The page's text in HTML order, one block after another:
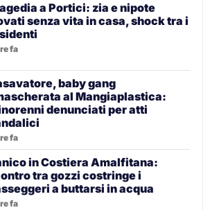
a Portici: zia e nipote
senza vita in casa, shock tra i
fa
baby gang
al Mangiaplastica:
denunciati per atti
fa
in Costiera Amalfitana:
tra gozzi costringe i
a buttarsi in acqua
fa